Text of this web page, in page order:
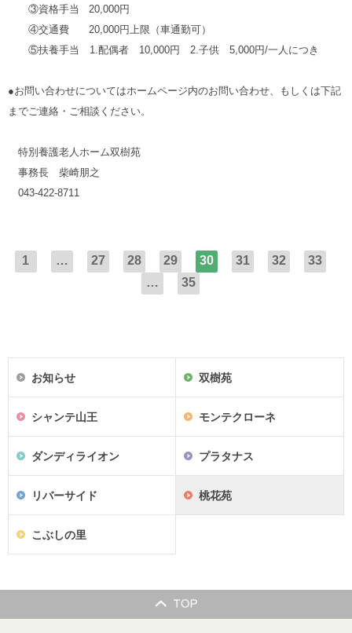
③資格手当 20,000円
④交通費 20,000円上限（車通勤可）
⑤扶養手当 1.配偶者 10,000円 2.子供 5,000円/一人につき
●お問い合わせについてはホームページ内のお問い合わせ、もしくは下記
までご連絡・ご相談ください。
特別養護老人ホーム双樹苑
事務長 柴崎朋之
043-422-8711
1 … 27 28 29 30 31 32
33
…
35
お知らせ 双樹苑
シャンテ山王 モンテクローネ
ダンディライオン プラタナス
リバーサイド 桃花苑
こぶしの里